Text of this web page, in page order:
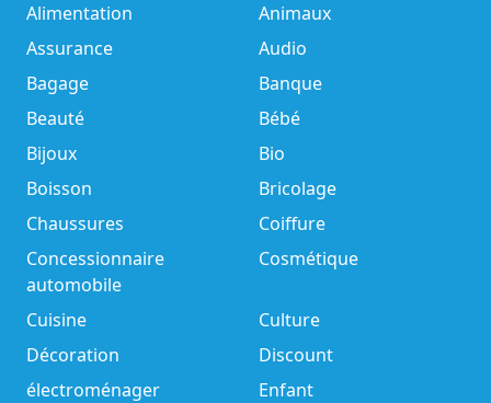
Alimentation
Animaux
Assurance
Audio
Bagage
Banque
Beauté
Bébé
Bijoux
Bio
Boisson
Bricolage
Chaussures
Coiffure
Concessionnaire
automobile
Cosmétique
Cuisine
Culture
Décoration
Discount
électroménager
Enfant